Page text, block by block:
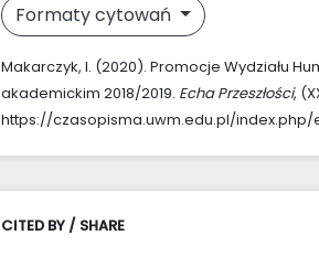
Formaty cytowań
Makarczyk, I. (2020). Promocje Wydziału
akademickim 2018/2019. Echa Przeszłości,
https://czasopisma.uwm.edu.pl/
CITED BY / SHARE